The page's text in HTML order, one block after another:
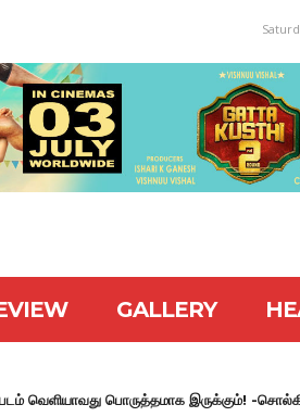
GALLERY
வெளியாவது பொருத்தமாக இருக்கும்! -